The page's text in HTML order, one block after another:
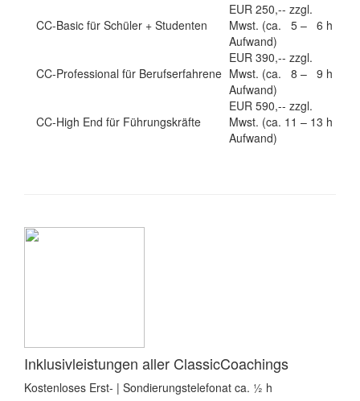
CC-Basic für Schüler + Studenten
EUR 250,-- zzgl.
Mwst. (ca. 5 – 6 h
Aufwand)
CC-Professional für Berufserfahrene
EUR 390,-- zzgl.
Mwst. (ca. 8 – 9 h
Aufwand)
CC-High End für Führungskräfte
EUR 590,-- zzgl.
Mwst. (ca. 11 – 13 h
Aufwand)
Inklusivleistungen aller ClassicCoachings
Kostenloses Erst- | Sondierungstelefonat ca. ½ h